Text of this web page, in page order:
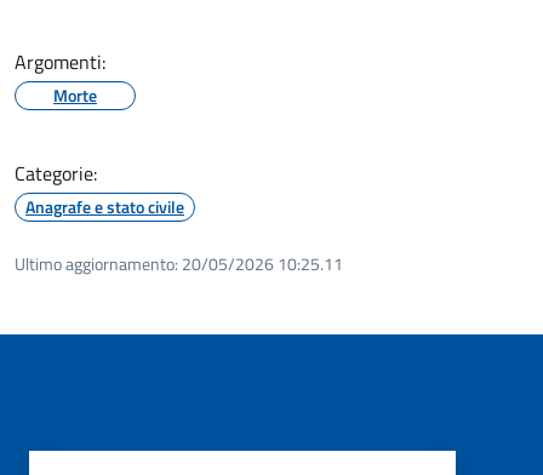
Argomenti:
Morte
Categorie:
Anagrafe e stato civile
Ultimo aggiornamento: 20/05/2026 10:25.11